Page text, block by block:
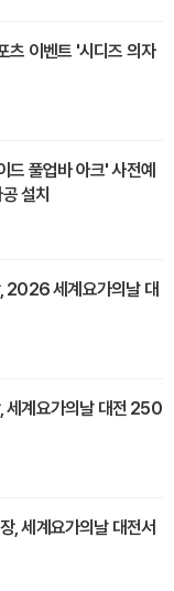
츠 이벤트 '시디즈 의자
드 풀업바 아크' 사전예
설치
2026 세계요가의날 대
세계요가의날 대전 250
, 세계요가의날 대전서